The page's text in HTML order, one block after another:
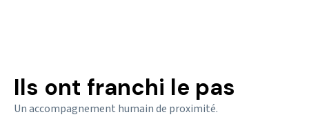
Ils ont franchi le pas
Un accompagnement humain de proximité.